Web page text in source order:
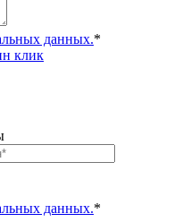
данных.*
клик
данных.*